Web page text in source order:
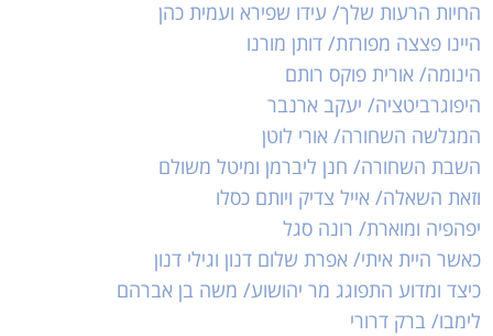
החיות הרעות שלך/ עידו שפירא ועמית כהן
היינו פצצה מפורזת/ דותן מורנו
הינומה/ אורית פוקס רותם
היפוגרביטציה/ יעקב ארנבר
המגלשה השחורה/ אורי לוטן
השבת השחורה/ חנן ליברמן ומיטל משולם
וזאת השאלה/ אייל צדיק ויותם כסלו
יפהפיה ומוארת/ רונה סגל
כאשר היית איתי/ אפרת שלום דנון וגילי דנון
כיצד ומדוע התפוגג מר יהושוע/ משה בן אברהם
לימבו/ ברק דרורי